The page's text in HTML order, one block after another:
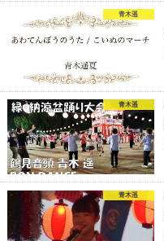
青木遥
青木遥
青木遥